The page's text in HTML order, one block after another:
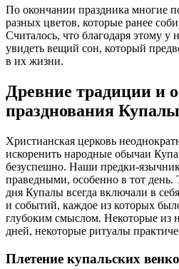
По окончании праздника многие
разных цветов, которые ранее
Считалось, что благодаря этому у
увидеть вещий сон, который
в их жизни.
Древние традиции и
празднования Купалы
Христианская церковь
искоренить народные обычаи
безуспешно. Наши предки-
праведными, особенно в тот день.
дня Купалы всегда включали в
и событий, каждое из которых
глубоким смыслом. Некоторые из
дней, некоторые ритуалы
Плетение купальских